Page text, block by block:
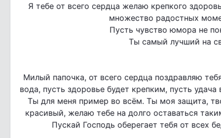
Я тебе от всего сердца желаю крепкого
множество радостных
Пусть чувство юмора не
Ты самый лучший на
Милый папочка, от всего сердца поздравляю
вода, пусть здоровье будет крепким, пусть
Ты для меня пример во всём. Ты моя защита,
красивый, желаю тебе на долго оставаться
Пускай Господь оберегает тебя от всех